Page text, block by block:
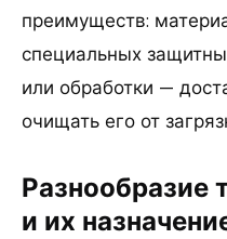
преимуществ:
специальных
или обработки —
очищать его от
Разнообразие
и их